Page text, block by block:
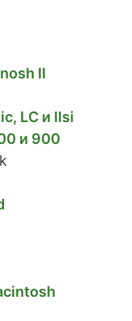
II
LС и IIsi
и 900